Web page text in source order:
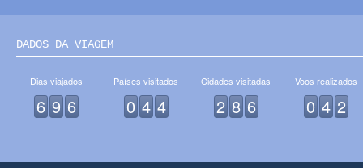
DADOS DA VIAGEM
Dias viajados
6 9 6
Países visitados
0 4 4
Cidades visitadas
2 8 6
Voos realizados
0 4 2